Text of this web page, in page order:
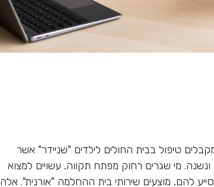
טיפול בבית החולים לילדים "שניידר" אשר
מי שגרים רחוק מפתח תקווה, עשויים למצוא
להם, מוצעים שירותי בית ההחלמה "אורנית". אלה